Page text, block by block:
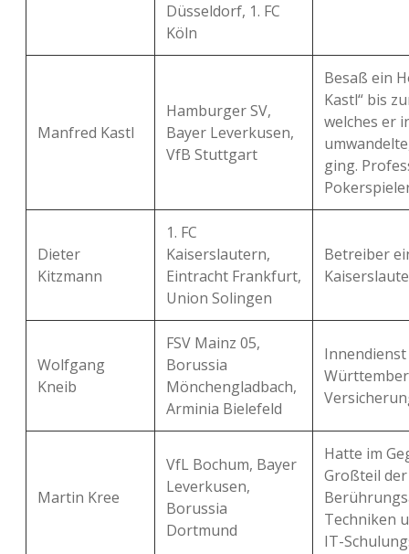
Düsseldorf, 1. FC
Köln
Manfred Kastl
Hamburger SV,
Bayer Leverkusen,
VfB Stuttgart
Besaß ein
Kastl“ bis
welches er
ging.
Dieter
Kitzmann
1. FC
Kaiserslautern,
Eintracht Frankfurt,
Union Solingen
Betreiber
Wolfgang
Kneib
FSV Mainz 05,
Borussia
Mönchengladbach,
Arminia Bielefeld
Martin Kree
VfL Bochum, Bayer
Leverkusen,
Borussia
Dortmund
Hatte im
Großteil
Techniken
IT-